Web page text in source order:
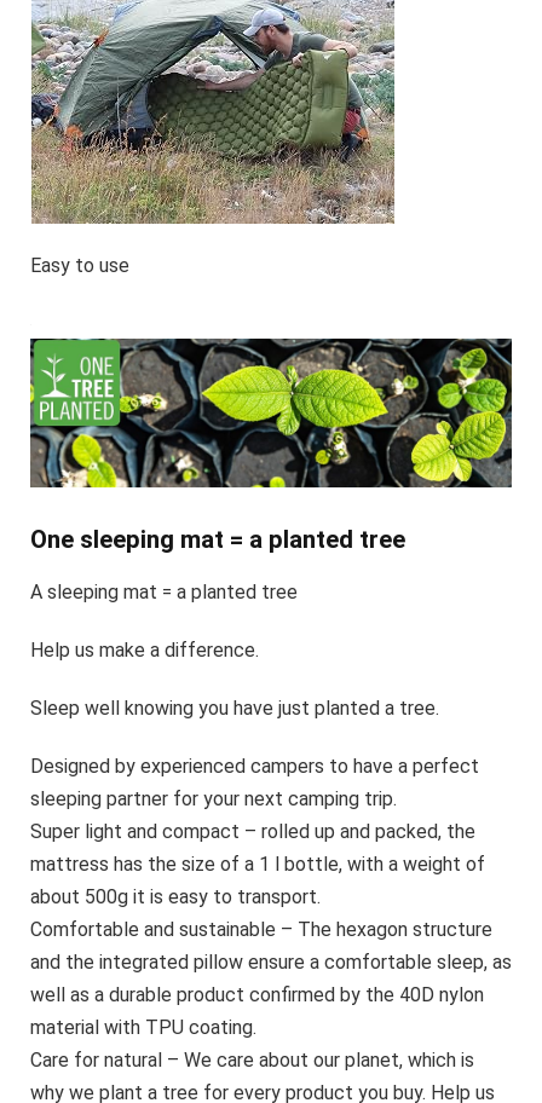
Easy to use
One sleeping mat = a planted tree
A sleeping mat = a planted tree
Help us make a difference.
Sleep well knowing you have just planted a tree.
Designed by experienced campers to have a perfect
sleeping partner for your next camping trip.
Super light and compact – rolled up and packed, the
mattress has the size of a 1 l bottle, with a weight of
about 500g it is easy to transport.
Comfortable and sustainable – The hexagon structure
and the integrated pillow ensure a comfortable sleep, as
well as a durable product confirmed by the 40D nylon
material with TPU coating.
Care for natural – We care about our planet, which is
why we plant a tree for every product you buy. Help us